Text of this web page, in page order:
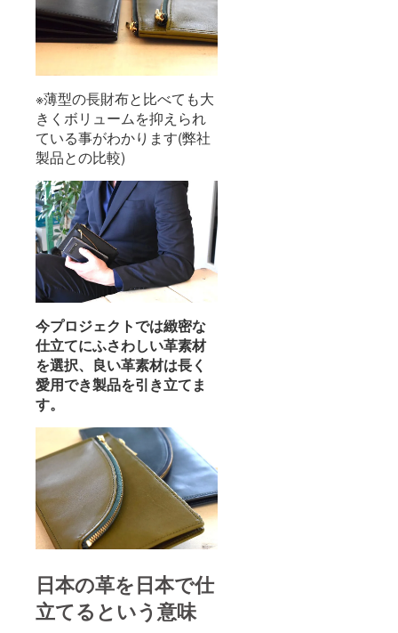
※薄型の長財布と比べても大
きくボリュームを抑えられ
ている事がわかります(弊社
製品との比較)
今プロジェクトでは緻密な
仕立てにふさわしい革素材
を選択、良い革素材は長く
愛用でき製品を引き立てま
す。
日本の革を日本で仕
立てるという意味